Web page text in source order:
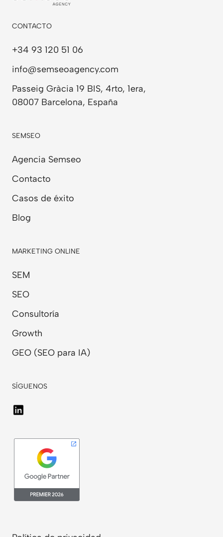
CONTACTO
+34 93 120 51 06
info@semseoagency.com
Passeig Gràcia 19 BIS, 4rto, 1era,
08007 Barcelona, España
SEMSEO
Agencia Semseo
Contacto
Casos de éxito
Blog
MARKETING ONLINE
SEM
SEO
Consultoría
Growth
GEO (SEO para IA)
SÍGUENOS